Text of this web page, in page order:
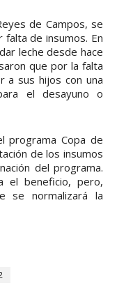
de Campos, se
de insumos. En
leche desde hace
que por la falta
a sus hijos con una
el desayuno o
programa Copa de
de los insumos
del programa.
el beneficio, pero,
se normalizará la